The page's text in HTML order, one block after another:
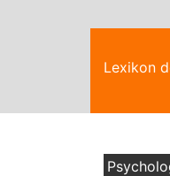
Lexikon